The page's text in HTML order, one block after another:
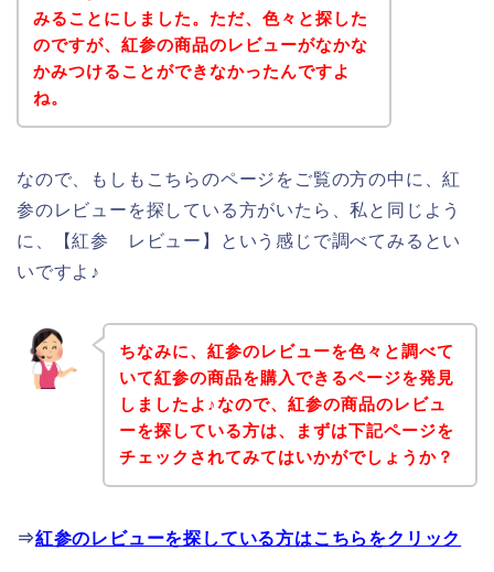
みることにしました。ただ、色々と探した
のですが、紅参の商品のレビューがなかな
かみつけることができなかったんですよ
ね。
なので、もしもこちらのページをご覧の方の中に、紅
参のレビューを探している方がいたら、私と同じよう
に、【紅参 レビュー】という感じで調べてみるとい
いですよ♪
ちなみに、紅参のレビューを色々と調べて
いて紅参の商品を購入できるページを発見
しましたよ♪なので、紅参の商品のレビュ
ーを探している方は、まずは下記ページを
チェックされてみてはいかがでしょうか？
⇒紅参のレビューを探している方はこちらをクリック